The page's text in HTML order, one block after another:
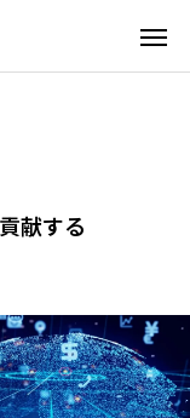
献する